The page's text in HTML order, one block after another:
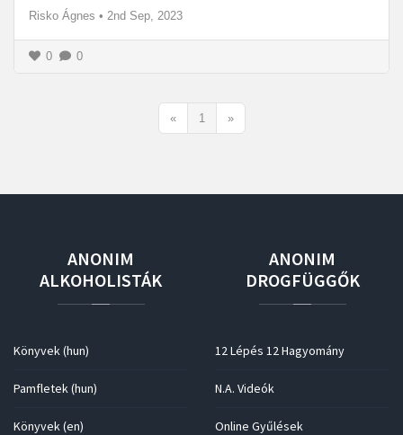
Risko Ágnes • 2nd Sep, 2023
0 0
« 1 »
ANONIM
ALKOHOLISTÁK
Könyvek (hun)
Pamfletek (hun)
Könyvek (en)
ANONIM
DROGFÜGGŐK
12 Lépés 12 Hagyomány
N.A. Videók
Online Gyűlések